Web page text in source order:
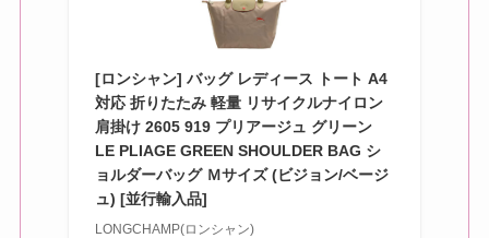
[ロンシャン] バッグ レディース トート A4
対応 折りたたみ 軽量 リサイクルナイロン
肩掛け 2605 919 プリアージュ グリーン
LE PLIAGE GREEN SHOULDER BAG シ
ョルダーバッグ Ｍサイズ (ビジョン/ベージ
ュ) [並行輸入品]
LONGCHAMP(ロンシャン)